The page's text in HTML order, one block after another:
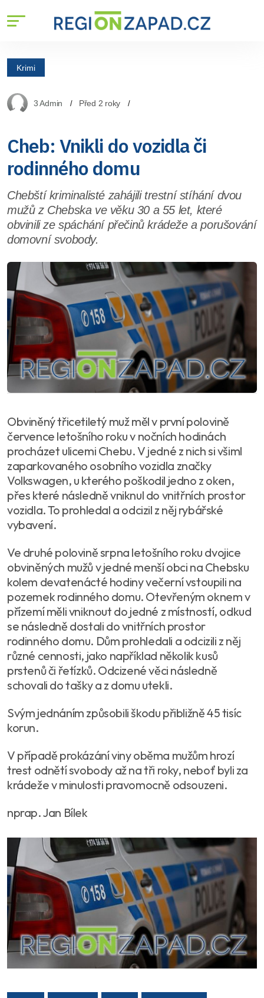
Krimi
3 Admin Před 2 roky
Cheb: Vnikli do vozidla či
rodinného domu
Chebští kriminalisté zahájili trestní stíhání dvou
mužů z Chebska ve věku 30 a 55 let, které
obvinili ze spáchání přečinů krádeže a porušování
domovní svobody.
Obviněný třicetiletý muž měl v první polovině
července letošního roku v nočních hodinách
procházet ulicemi Chebu. V jedné z nich si všiml
zaparkovaného osobního vozidla značky
Volkswagen, u kterého poškodil jedno z oken,
přes které následně vniknul do vnitřních prostor
vozidla. To prohledal a odcizil z něj rybářské
vybavení.
Ve druhé polovině srpna letošního roku dvojice
obviněných mužů v jedné menší obci na Chebsku
kolem devatenácté hodiny večerní vstoupili na
pozemek rodinného domu. Otevřeným oknem v
přízemí měli vniknout do jedné z místností, odkud
se následně dostali do vnitřních prostor
rodinného domu. Dům prohledali a odcizili z něj
různé cennosti, jako například několik kusů
prstenů či řetízků. Odcizené věci následně
schovali do tašky a z domu utekli.
Svým jednáním způsobili škodu přibližně 45 tisíc
korun.
V případě prokázání viny oběma mužům hrozí
trest odnětí svobody až na tři roky, neboť byli za
krádeže v minulosti pravomocně odsouzeni.
nprap. Jan Bílek